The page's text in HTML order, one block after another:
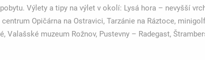
Výlety a tipy na výlet v okolí: Lysá hora – nevyšší
Opičárna na Ostravici, Tarzánie na Ráztoce,
Valašské muzeum Rožnov, Pustevny – Radegast,